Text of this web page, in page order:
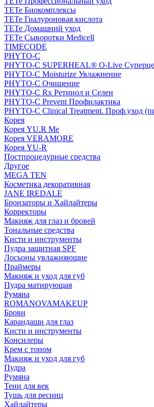
TETe Биокомплексы
TETe Гиалуроновая кислота
TETe Домашний уход
TETe Сыворотки Medicell
TIMECODE
PHYTO-C
PHYTO-C SUPERHEAL® O-Live
PHYTO-C Moisturize Увлажнение
PHYTO-C Очищение
PHYTO-C Rx Ретинол и Селен
PHYTO-C Prevent Профилактика
PHYTO-C Clinical Treatment. Проф.уход
Корея
Корея YU.R Me
Корея VERAMORE
Корея YU-R
Постпроцедурные средства
Другое
MEGA TEN
Косметика декоративная
JANE IREDALE
Бронзаторы и Хайлайтеры
Корректоры
Макияж для глаз и бровей
Тональные средства
Кисти и инструменты
Пудра защитная SPF
Лосьоны увлажняющие
Праймеры
Макияж и уход для губ
Пудра матирующая
Румяна
ROMANOVAMAKEUP
Брови
Карандаши для глаз
Кисти и инструменты
Консилеры
Крем с тоном
Макияж и уход для губ
Пудра
Румяна
Тени для век
Тушь для ресниц
Хайлайтеры